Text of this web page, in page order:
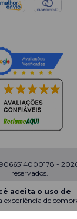
aceita o uso de
experiência de
-
reservados.